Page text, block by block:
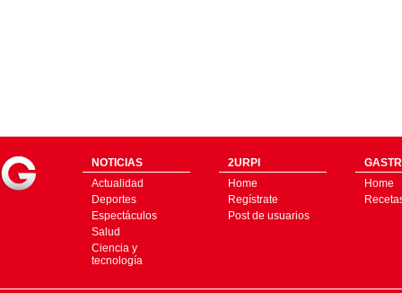
NOTICIAS
Actualidad
Deportes
Espectáculos
Salud
Ciencia y
tecnología
2URPI
Home
Regístrate
Post de usuarios
Home